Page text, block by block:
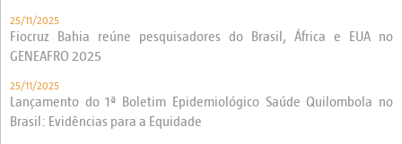
25/11/2025
Fiocruz Bahia reúne pesquisadores do Brasil, África e EUA no
GENEAFRO 2025
25/11/2025
Lançamento do 1ª Boletim Epidemiológico Saúde Quilombola no
Brasil: Evidências para a Equidade